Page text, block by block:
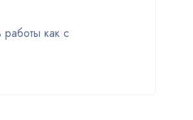
как с